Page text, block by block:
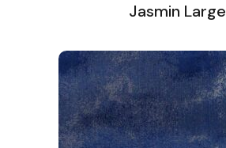
Jasmin Large